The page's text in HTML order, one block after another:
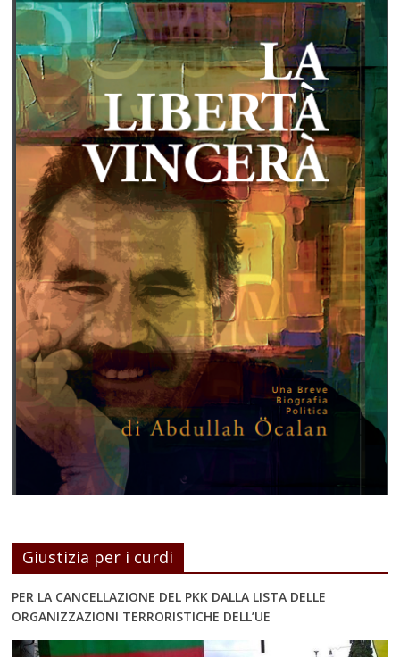
Giustizia per i curdi
PER LA CANCELLAZIONE DEL PKK DALLA LISTA DELLE
ORGANIZZAZIONI TERRORISTICHE DELL’UE